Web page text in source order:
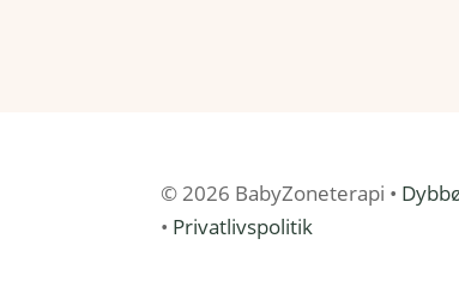
© 2026 BabyZoneterapi •
• Privatlivspolitik